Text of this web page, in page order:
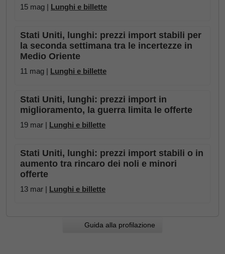
15 mag | Lunghi e billette
Stati Uniti, lunghi: prezzi import stabili per
la seconda settimana tra le incertezze in
Medio Oriente
11 mag | Lunghi e billette
Stati Uniti, lunghi: prezzi import in
miglioramento, la guerra limita le offerte
19 mar | Lunghi e billette
Stati Uniti, lunghi: prezzi import stabili o in
aumento tra rincaro dei noli e minori
offerte
13 mar | Lunghi e billette
Guida alla profilazione